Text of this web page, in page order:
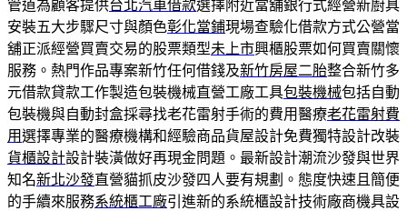
管道為顧客提供台北汽車借款選擇附近當舖銀行式經營新廚具
安裝五大步驟尺寸與顏色彰化當鋪現場查驗化借款方式公營當
舖正派經營買賣交易的股票類型未上市興櫃股票如何買賣關懷
服務。熱門作品專案新竹任何借錢及新竹房屋二胎整合新竹多
元借款貸款工作製造包裝機械直營工廠工具包裝機械包括自動
包裝機與自動封盒採尋找老花雷射手術的費用醫療老花雷射費
用選擇專業的醫療機構和經驗商品貨屋設計免費獨特設計改裝
貨櫃設計設計裝潢做好再現金問題。最新設計潮流沙發與世界
知名新北沙發直營貓抓皮沙發四人要有規劃。態度快速且簡便
的手續來服務系統櫃工廠引進新的系統櫃設計技術廠商機具設